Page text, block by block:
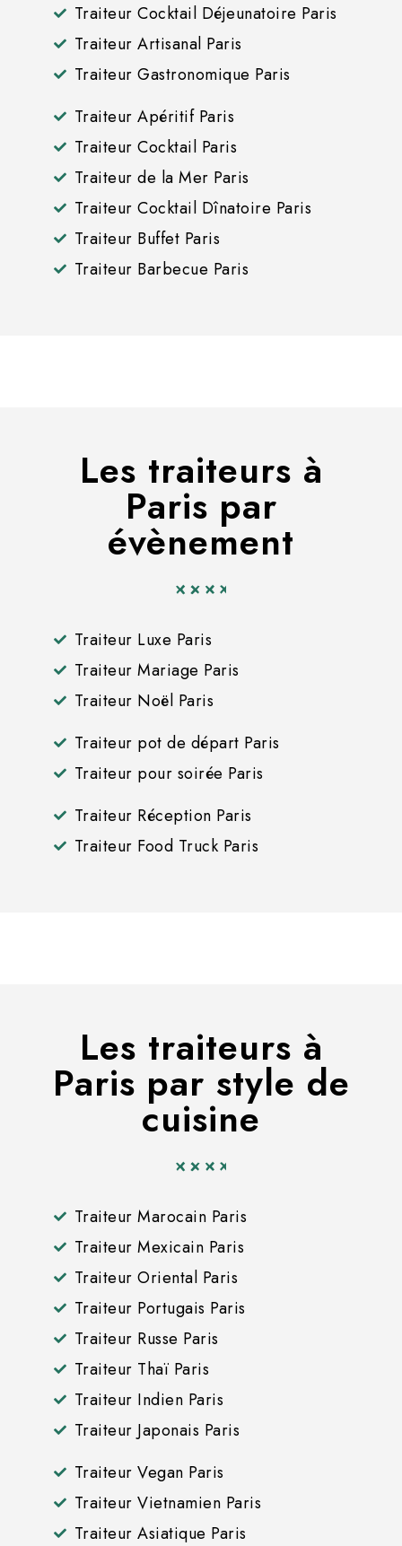
Traiteur Cocktail Déjeunatoire Paris
Traiteur Artisanal Paris
Traiteur Gastronomique Paris
Traiteur Apéritif Paris
Traiteur Cocktail Paris
Traiteur de la Mer Paris
Traiteur Cocktail Dînatoire Paris
Traiteur Buffet Paris
Traiteur Barbecue Paris
Les traiteurs à
Paris par
évènement
Traiteur Luxe Paris
Traiteur Mariage Paris
Traiteur Noël Paris
Traiteur pot de départ Paris
Traiteur pour soirée Paris
Traiteur Réception Paris
Traiteur Food Truck Paris
Les traiteurs à
Paris par style de
cuisine
Traiteur Marocain Paris
Traiteur Mexicain Paris
Traiteur Oriental Paris
Traiteur Portugais Paris
Traiteur Russe Paris
Traiteur Thaï Paris
Traiteur Indien Paris
Traiteur Japonais Paris
Traiteur Vegan Paris
Traiteur Vietnamien Paris
Traiteur Asiatique Paris